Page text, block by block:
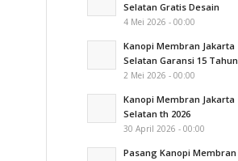
Selatan Gratis Desain
4 Mei 2026 - 00:00
Kanopi Membran Jakarta
Selatan Garansi 15 Tahun
2 Mei 2026 - 00:00
Kanopi Membran Jakarta
Selatan th 2026
30 April 2026 - 00:00
Pasang Kanopi Membran